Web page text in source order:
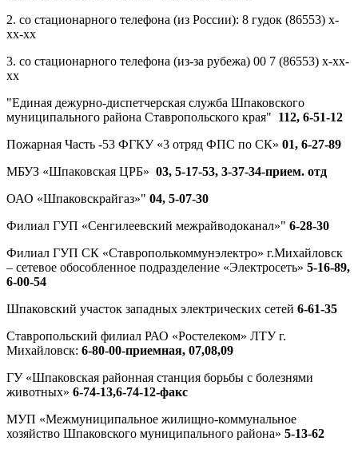
2. со стационарного телефона (из России): 8 гудок (86553) x-
xx-xx
3. со стационарного телефона (из-за рубежа) 00 7 (86553) x-xx-
xx
"Единая дежурно-диспетчерская служба Шпаковского
муниципального района Ставропольского края" 112, 6-51-12
Пожарная Часть -53 ФГКУ «3 отряд ФПС по СК» 01, 6-27-89
МБУЗ «Шпаковская ЦРБ» 03, 5-17-53, 3-37-34-прием. отд
ОАО «Шпаковскрайгаз»" 04, 5-07-30
Филиал ГУП «Сенгилеевский межрайводоканал»" 6-28-30
Филиал ГУП СК «Ставрополькоммунэлектро» г.Михайловск
– сетевое обособленное подразделение «Электросеть» 5-16-89,
6-00-54
Шпаковский участок западных электрических сетей 6-61-35
Ставропольский филиал РАО «Ростелеком» ЛТУ г.
Михайловск: 6-80-00-приемная, 07,08,09
ГУ «Шпаковская районная станция борьбы с болезнями
животных» 6-74-13,6-74-12-факс
МУП «Межмуниципальное жилищно-коммунальное
хозяйство Шпаковского муниципального района» 5-13-62